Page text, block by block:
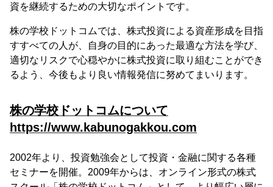
資を継続するための大切なポイントです。
株の学校ドットコムでは、株式投資による資産形成を目指
すすべての人が、自身の目的にあった最適な方法を学び、
適切なリスクで心穏やかに株式投資に取り組むことができ
るよう、今後もより良い情報発信に努めてまいります。
株の学校ドットコムについて
https://www.kabunogakkou.com
2002年より、投資勉強会として投資・金融に関する各種
セミナーを開催。2009年からは、オンライン形式の株式